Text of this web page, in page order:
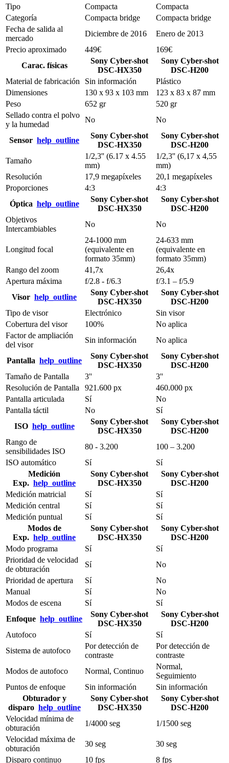
Tipo
Compacta
Compacta
Categoría
Compacta bridge
Compacta bridge
Fecha de salida al
mercado
Diciembre de 2016
Enero de 2013
Precio aproximado
449€
169€
Carac. físicas
Sony Cyber-shot
DSC-HX350
Sony Cyber-shot
DSC-H200
Material de fabricación
Sin información
Plástico
Dimensiones
130 x 93 x 103 mm
123 x 83 x 87 mm
Peso
652 gr
520 gr
Sellado contra el polvo
y la humedad
No No
Sensor help_outline
Sony Cyber-shot
DSC-HX350
Sony Cyber-shot
DSC-H200
Tamaño
1/2,3'' (6.17 x 4.55
mm)
1/2,3'' (6,17 x 4,55
mm)
Resolución
17,9 megapíxeles
20,1 megapíxeles
Proporciones
4:3
4:3
Óptica help_outline
Sony Cyber-shot
DSC-HX350
Sony Cyber-shot
DSC-H200
Objetivos
Intercambiables
No No
Longitud focal
24-1000 mm
(equivalente en
formato 35mm)
24-633 mm
(equivalente en
formato 35mm)
Rango del zoom
41,7x
26,4x
Apertura máxima
f/2.8 - f/6.3
f/3.1 – f/5.9
Visor help_outline
Sony Cyber-shot
DSC-HX350
Sony Cyber-shot
DSC-H200
Tipo de visor
Electrónico
Sin visor
Cobertura del visor
100%
No aplica
Factor de ampliación
del visor
Sin información No aplica
Pantalla help_outline
Sony Cyber-shot
DSC-HX350
Sony Cyber-shot
DSC-H200
Tamaño de Pantalla
3''
3''
Resolución de Pantalla
921.600 px
460.000 px
Pantalla articulada
Sí
No
Pantalla táctil
No
Sí
ISO help_outline
Sony Cyber-shot
DSC-HX350
Sony Cyber-shot
DSC-H200
Rango de
sensibilidades ISO
80 - 3.200
100 – 3.200
ISO automático
Sí
Sí
Medición
Exp. help_outline
Sony Cyber-shot
DSC-HX350
Sony Cyber-shot
DSC-H200
Medición matricial
Sí
Sí
Medición central
Sí
Sí
Medición puntual
Sí
Sí
Modos de
Exp. help_outline
Sony Cyber-shot
DSC-HX350
Sony Cyber-shot
DSC-H200
Modo programa
Sí
Sí
Prioridad de velocidad
de obturación
Sí
No
Prioridad de apertura
Sí
No
Manual
Sí
No
Modos de escena
Sí
Sí
Enfoque help_outline
Sony Cyber-shot
DSC-HX350
Sony Cyber-shot
DSC-H200
Autofoco
Sí
Sí
Sistema de autofoco
Por detección de
contraste
Por detección de
contraste
Modos de autofoco
Normal, Continuo
Normal,
Seguimiento
Puntos de enfoque
Sin información
Sin información
Obturador y
disparo help_outline
Sony Cyber-shot
DSC-HX350
Sony Cyber-shot
DSC-H200
Velocidad mínima de
obturación
1/4000 seg
1/1500 seg
Velocidad máxima de
obturación
30 seg
30 seg
Disparo continuo
10 fps 8 fps